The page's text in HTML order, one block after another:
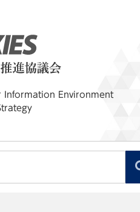
Information Environment